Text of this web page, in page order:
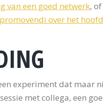
van een goed netwerk, of
over het
experiment dat maar
met collega, een